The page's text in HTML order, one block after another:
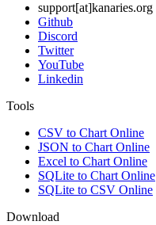
support[at]kanaries.org
Github
Discord
Twitter
YouTube
Linkedin
Tools
CSV to Chart Online
JSON to Chart Online
Excel to Chart Online
SQLite to Chart Online
SQLite to CSV Online
Download